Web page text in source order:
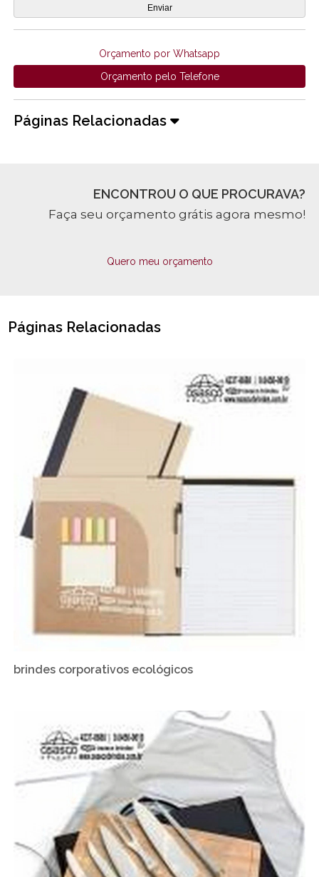
Orçamento por Whatsapp
Orçamento pelo Telefone
Páginas Relacionadas
ENCONTROU O QUE PROCURAVA?
Faça seu orçamento grátis agora mesmo!
Quero meu orçamento
Páginas Relacionadas
brindes corporativos ecológicos